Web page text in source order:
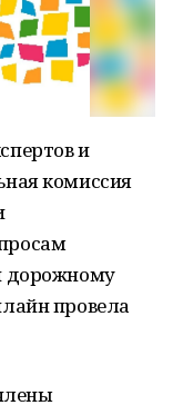
и
комиссия
дорожному
провела